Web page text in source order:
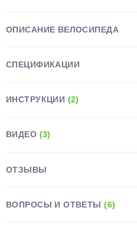
ОПИСАНИЕ ВЕЛОСИПЕДА
СПЕЦИФИКАЦИИ
ИНСТРУКЦИИ (2)
ВИДЕО (3)
ОТЗЫВЫ
ВОПРОСЫ И ОТВЕТЫ(6)